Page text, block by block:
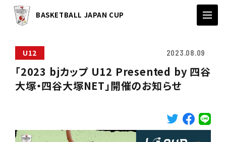
BASKETBALL JAPAN CUP
U12 2023.08.09
「2023 bjカップ U12 Presented by 四谷
大塚・四谷大塚NET」開催のお知らせ